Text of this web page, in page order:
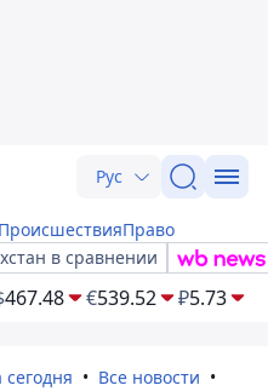
Рус
ПроисшествияПраво
в сравнении
467.48 €539.52 ₽5.73
Все новости